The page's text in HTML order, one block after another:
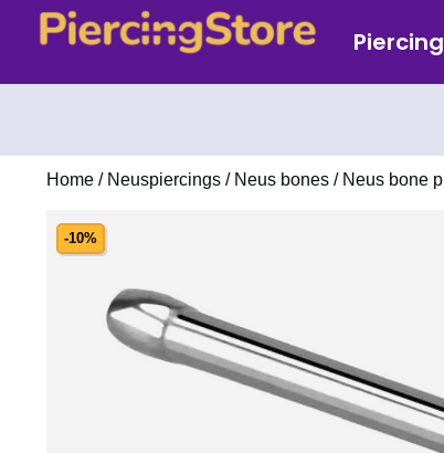
Home / Neuspiercings / Neus bones / Neus bone
-10%